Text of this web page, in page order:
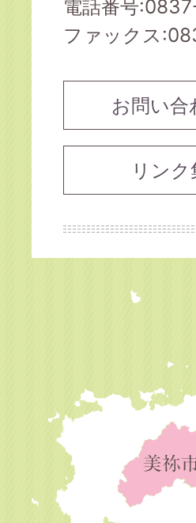
電話番号
ファックス
お問い合
リンク